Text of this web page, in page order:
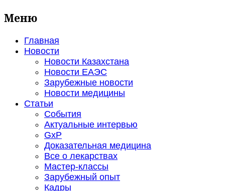
Меню
Главная
Новости
Новости Казахстана
Новости ЕАЭС
Зарубежные новости
Новости медицины
Статьи
События
Актуальные интервью
GxP
Доказательная медицина
Все о лекарствах
Мастер-классы
Зарубежный опыт
Кадры